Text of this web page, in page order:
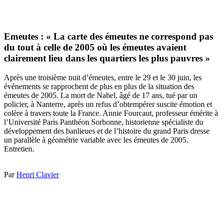
Emeutes : « La carte des émeutes ne correspond pas
du tout à celle de 2005 où les émeutes avaient
clairement lieu dans les quartiers les plus pauvres »
Après une troisième nuit d’émeutes, entre le 29 et le 30 juin, les
événements se rapprochent de plus en plus de la situation des
émeutes de 2005. La mort de Nahel, âgé de 17 ans, tué par un
policier, à Nanterre, après un refus d’obtempérer suscite émotion et
colère à travers toute la France. Annie Fourcaut, professeur émérite à
l’Université Paris Panthéon Sorbonne, historienne spécialiste du
développement des banlieues et de l’histoire du grand Paris dresse
un parallèle à géométrie variable avec les émeutes de 2005.
Entretien.
ParHenri Clavier